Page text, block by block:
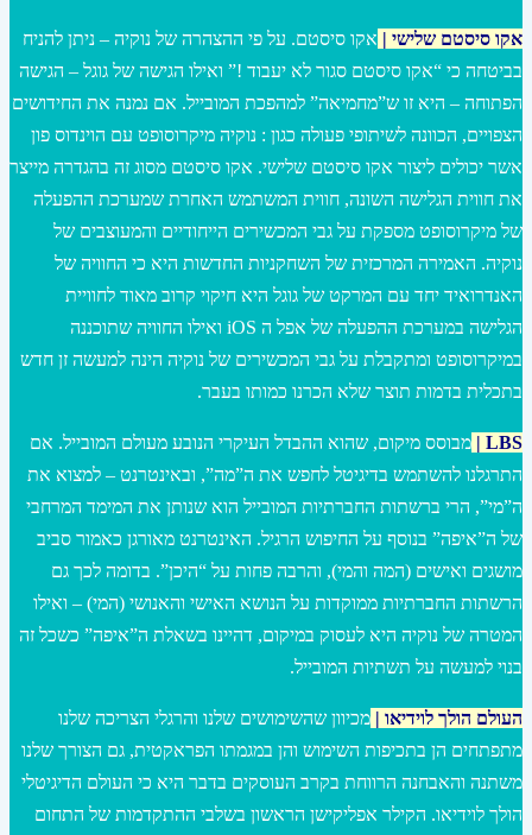
אקו סיסטם שלישי | אקו סיסטם. על פי ההצהרה של נוקיה – ניתן להניח
בביטחה כי “אקו סיסטם סגור לא יעבוד !” ואילו הגישה של גוגל – הגישה
הפתוחה – היא זו ש”מחמיאה” למהפכת המובייל. אם נמנה את החידושים
הצפויים, הכוונה לשיתופי פעולה כגון : נוקיה מיקרוסופט עם הוינדוס פון
אשר יכולים ליצור אקו סיסטם שלישי. אקו סיסטם מסוג זה בהגדרה מייצר
את חווית הגלישה השונה, חווית המשתמש האחרת שמערכת ההפעלה
של מיקרוסופט מספקת על גבי המכשירים הייחודיים והמעוצבים של
נוקיה. האמירה המרכזית של השחקניות החדשות היא כי החוויה של
האנדרואיד יחד עם המרקט של גוגל היא חיקוי קרוב מאוד לחוויית
הגלישה במערכת ההפעלה של אפל ה iOS ואילו החוויה שתוכננה
במיקרוסופט ומתקבלת על גבי המכשירים של נוקיה הינה למעשה זן חדש
בתכלית בדמות תוצר שלא הכרנו כמותו בעבר.
LBS |
מבוסס מיקום, שהוא ההבדל העיקרי הנובע מעולם המובייל. אם
התרגלנו להשתמש בדיגיטל לחפש את ה”מה”, ובאינטרנט – למצוא את
ה”מי”, הרי ברשתות החברתיות המובייל הוא שנותן את המימד המרחבי
של ה”איפה” בנוסף על החיפוש הרגיל. האינטרנט מאורגן כאמור סביב
מושגים ואישים (המה והמי), והרבה פחות על “היכן”. בדומה לכך גם
הרשתות החברתיות ממוקדות על הנושא האישי והאנושי (המי) – ואילו
המטרה של נוקיה היא לעסוק במיקום, דהיינו בשאלת ה”איפה” כשכל זה
בנוי למעשה על תשתיות המובייל.
העולם הולך לוידיאו | מכיוון שהשימושים שלנו והרגלי הצריכה שלנו
מתפתחים הן בתכיפות השימוש והן במגמתו הפראקטית, גם הצורך שלנו
משתנה והאבחנה הרווחת בקרב העוסקים בדבר היא כי העולם הדיגיטלי
הולך לוידיאו. הקילר אפליקישן הראשון בשלבי ההתקדמות של התחום